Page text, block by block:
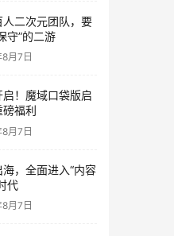
人二次元团队，要
守”的二游
月7日
启！魔域口袋版启
磅福利
月7日
，全面进入“内容
代
月7日